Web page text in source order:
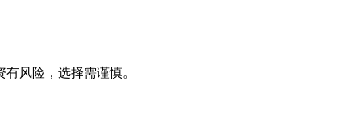
风险，选择需谨慎。